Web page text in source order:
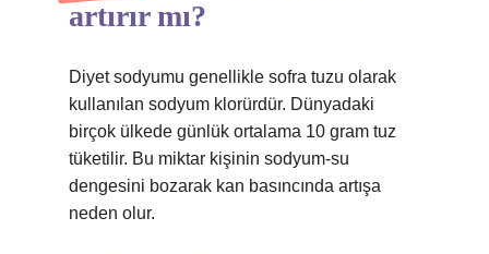
artırır mı?
Diyet sodyumu genellikle sofra tuzu olarak
kullanılan sodyum klorürdür. Dünyadaki
birçok ülkede günlük ortalama 10 gram tuz
tüketilir. Bu miktar kişinin sodyum-su
dengesini bozarak kan basıncında artışa
neden olur.